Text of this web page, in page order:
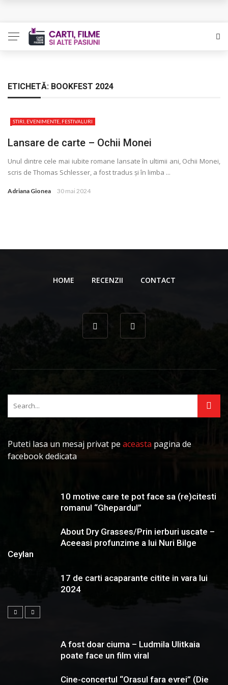
The Man Who Sold Air in the Holy Land – Generatia care
Queer – Un Burroughs sentimental
Luati-ma drept un vis. Povestiri in K. minor – Dor de Kafka
ETICHETĂ: BOOKFEST 2024
STIRI, EVENIMENTE, FESTIVALURI
Lansare de carte – Ochii Monei
Unul dintre cele mai iubite romane lansate în ultimii ani, Ochii Monei,
scris de Thomas Schlesser, a fost tradus și în limba ...
Adriana Gionea 30 mai 2024
HOME RECENZII CONTACT
Puteti lasa un mesaj privat pe aceasta pagina de
facebook dedicata
10 motive care te pot face sa (re)citesti
romanul “Ghepardul”
About Dry Grasses/Prin ierburi uscate –
Aceeasi profunzime a lui Nuri Bilge
Ceylan
17 de carti acaparante citite in vara lui
2024
A fost doar ciuma – Ludmila Ulitkaia
poate face un film viral
Cine-concertul “Orasul fara evrei” (Die